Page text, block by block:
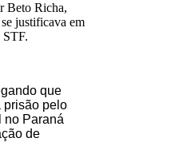
Beto Richa,
justificava em
STF.
que
prisão pelo
no Paraná
de